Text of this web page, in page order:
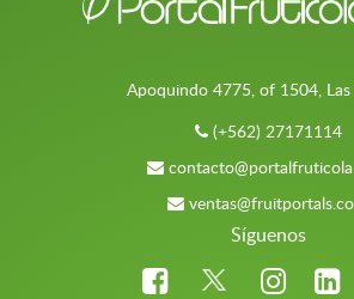
Apoquindo 4775, of 1504, Las
(+562) 27171114
Síguenos